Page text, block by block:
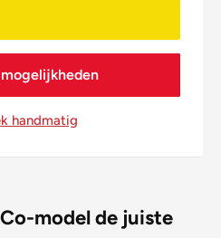
handmatig
model de juiste